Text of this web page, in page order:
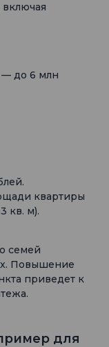
— до 6 млн
квартиры
кв. м).
семей
Повышение
приведет к
для